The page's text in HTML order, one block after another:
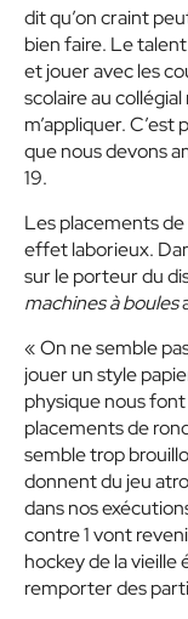
dit qu’on craint
bien faire. Le
et jouer avec les
scolaire au collégial
m’appliquer.
que nous devons
19.
Les placements
effet laborieux.
sur le porteur du
machines à boules
« On ne semble
jouer un style
physique nous
placements de
semble trop
donnent du jeu
dans nos
contre 1 vont
hockey de la vieille
remporter des